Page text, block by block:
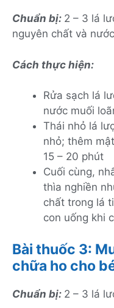
Chuẩn bị: 2 – 3 lá
nguyên chất và
Cách thực hiện:
Rửa sạch lá
nước muối
Thái nhỏ lá
nhỏ; thêm
15 – 20 phút
Cuối cùng,
thìa nghiền
chất trong lá
con uống khi
Bài thuốc 3:
chữa ho cho
Chuẩn bị: 2 – 3 lá